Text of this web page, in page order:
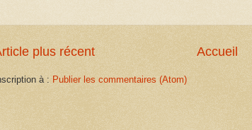
plus récent Accueil
à : Publier les commentaires (Atom)